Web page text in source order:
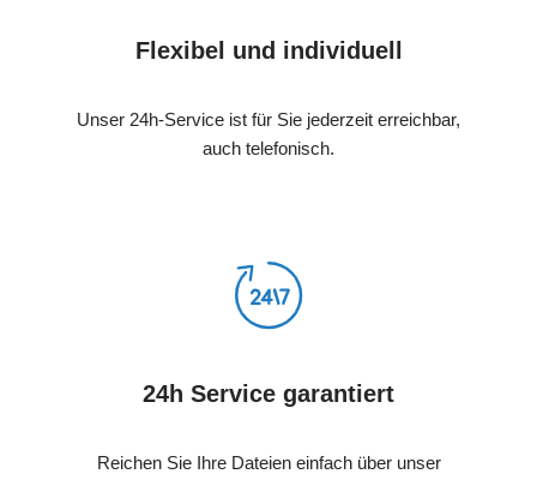
Flexibel und individuell
Unser 24h-Service ist für Sie jederzeit erreichbar,
auch telefonisch.
24h Service garantiert
Reichen Sie Ihre Dateien einfach über unser